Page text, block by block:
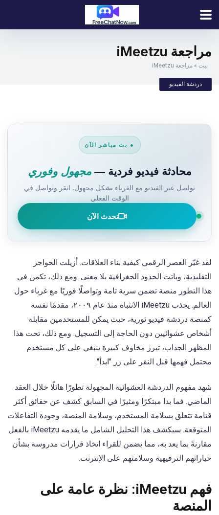
مراجعة iMeetzu
بيت » مراجعة iMeetzu
دردشة الفيديو
● بث مباشر الآن
محادثة فيديو فردية —مجهول وفوري
تواصل عبر الفيديو مع الغرباء بشكل مجهول. انقر وتواصل في
الوقت الفعلي
تحدث الآن
لقد غيّر العصر الرقمي كيفية بناء العلاقات. أزيلت الحواجز
التقليدية، وباتت الحدود الجغرافية بلا معنى. ومع ذلك، تكمن في
هذا التطور منصة تضمن سرية تامة وتواصلًا فوريًا مع غرباء حول
العالم. يجذب iMeetzu الانتباه منذ عام ٢٠٠٩، مقدمًا نفسه
كمنصة دردشة فيديو ثورية، حيث يمكن للمستخدمين مقابلة
أشخاص عشوائيين دون الحاجة إلى التسجيل. ومع ذلك، تحت هذا
المظهر الجذاب، تبرز مخاوف كبيرة ينبغي على كل مستخدم
محتمل فهمها قبل النقر على زر "ابدأ".
شهد مفهوم الدردشة العشوائية المجهولة تطورًا هائلًا خلال العقد
الماضي. فما بدا مبتكرًا ومثيرًا في السابق كشف عن حقائق أكثر
قتامة تتعلق بسلامة المستخدم، وسلامة المنصة، وجودة التفاعلات
المتوقعة. سيكشف هذا التحليل الشامل ما يقدمه iMeetzu بالفعل
مقارنةً بما يعد به، مما يضمن للقراء اتخاذ قرارات مدروسة بشأن
خياراتهم الترفيهية وسلامتهم على الإنترنت.
فهم iMeetzu: نظرة عامة على
المنصة